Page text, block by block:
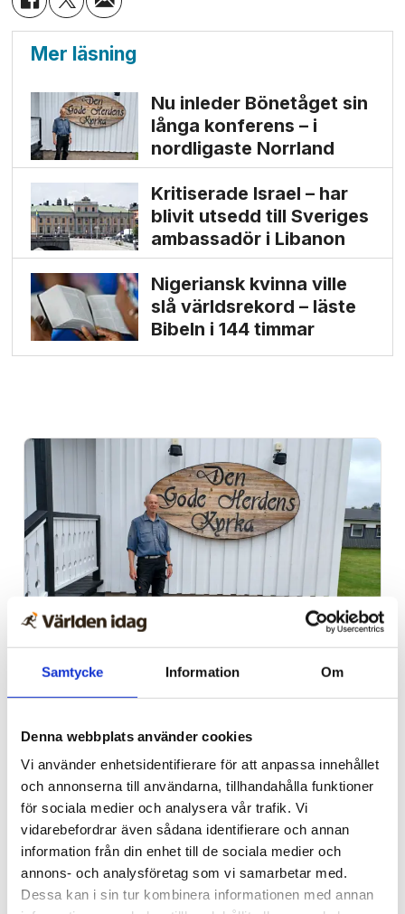
Samtycke Information Om
Denna webbplats använder cookies
Vi använder enhetsidentifierare för att anpassa innehållet
och annonserna till användarna, tillhandahålla funktioner
för sociala medier och analysera vår trafik. Vi
vidarebefordrar även sådana identifierare och annan
information från din enhet till de sociala medier och
annons- och analysföretag som vi samarbetar med.
Dessa kan i sin tur kombinera informationen med annan
Mer läsning
Nu inleder Bönetåget sin
långa konferens – i
nordligaste Norrland
Kritiserade Israel – har
blivit utsedd till Sveriges
ambassadör i Libanon
Nigeriansk kvinna ville
slå världs­rekord – läste
Bibeln i 144 timmar
Sommarkonferens
Nu inleder Bönetåget sin